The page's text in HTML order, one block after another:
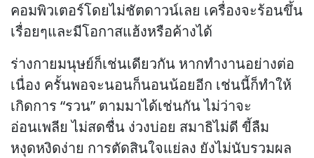
คอมพิวเตอร์โดยไม่ชัตดาวน์เลย เครื่องจะร้อนขึ้น
เรื่อยๆและมีโอกาสแฮ้งหรือค้างได้
ร่างกายมนุษย์ก็เช่นเดียวกัน หากทำงานอย่างต่อ
เนื่อง ครั้นพอจะนอนก็นอนน้อยอีก เช่นนี้ก็ทำให้
เกิดการ “รวน” ตามมาได้เช่นกัน ไม่ว่าจะ
อ่อนเพลีย ไม่สดชื่น ง่วงบ่อย สมาธิไม่ดี ขี้ลืม
หงุดหงิดง่าย การตัดสินใจแย่ลง ยังไม่นับรวมผล